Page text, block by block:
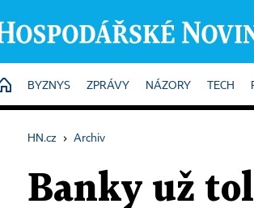
HOME
BYZNYS ZPRÁVY NÁZORY TECH
HN.cz › Archiv
Banky už